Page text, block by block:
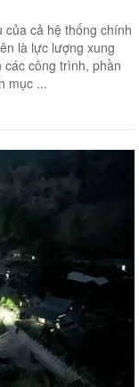
của cả hệ thống chính
là lực lượng xung
công trình, phần
mục ...